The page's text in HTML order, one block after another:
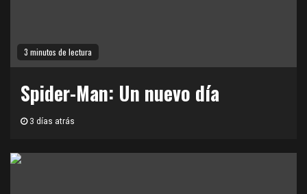
3 minutos de lectura
Spider-Man: Un nuevo día
3 días atrás